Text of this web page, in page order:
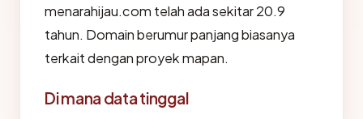
menarahijau.com telah ada sekitar 20.9
tahun. Domain berumur panjang biasanya
terkait dengan proyek mapan.
Di mana data tinggal